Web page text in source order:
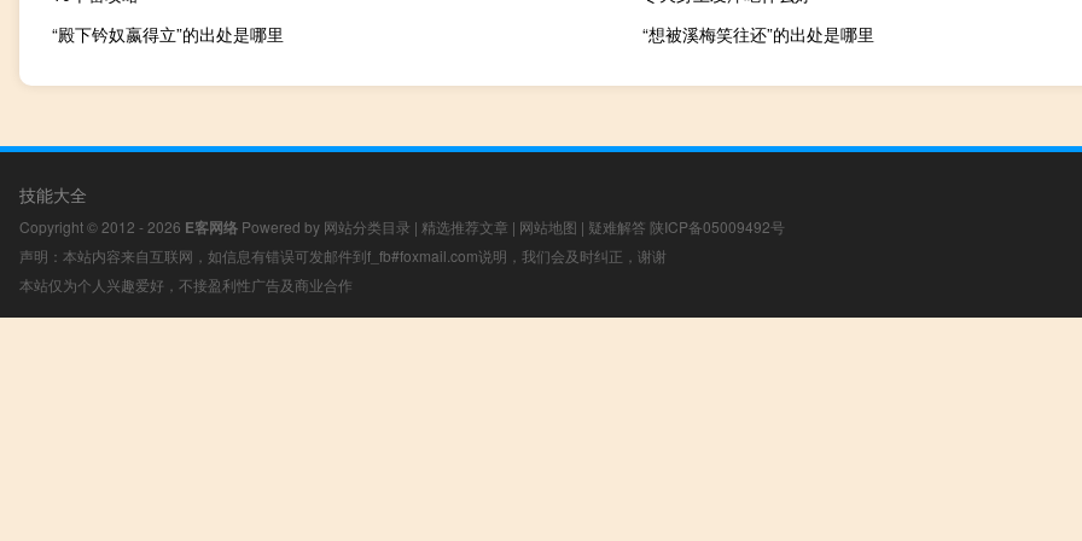
“殿下钤奴嬴得立”的出处是哪里
“想被溪梅笑往还”的出处是哪里
技能大全
Copyright © 2012 - 2026 E客网络 Powered by 网站分类目录 | 精选推荐文章 | 网站地图 | 疑难解答 陕ICP备05009492号
声明：本站内容来自互联网，如信息有错误可发邮件到f_fb#foxmail.com说明，我们会及时纠正，谢谢
本站仅为个人兴趣爱好，不接盈利性广告及商业合作